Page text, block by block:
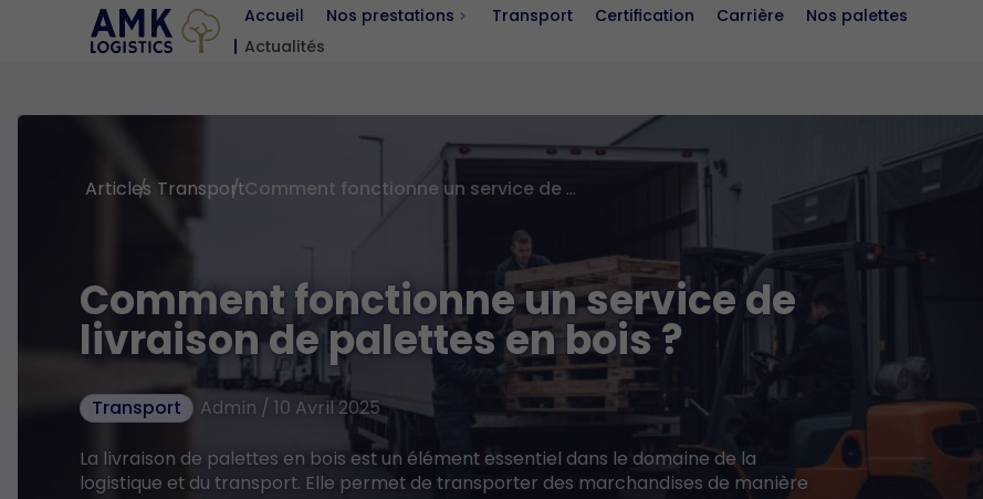
Accueil Nos prestations Transport Certification Carrière
Nos palettes
Actualités
Articles Transport Comment fonctionne un service de livraison de palettes en bois ?
Comment fonctionne un service de
livraison de palettes en bois ?
Transport
Admin / 10 Avril 2025
La livraison de palettes en bois est un élément essentiel dans le domaine de la
logistique et du transport. Elle permet de transporter des marchandises de manière